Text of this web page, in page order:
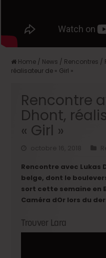
Home / News / Rencontres /
réalisateur de « Girl »
Rencontre
Dhont,
« Girl »
octobre 16, 2018
Rencontre avec Lukas
belge, dont le
sort cette semaine en
Caméra dOr lors du
Trouver Lara